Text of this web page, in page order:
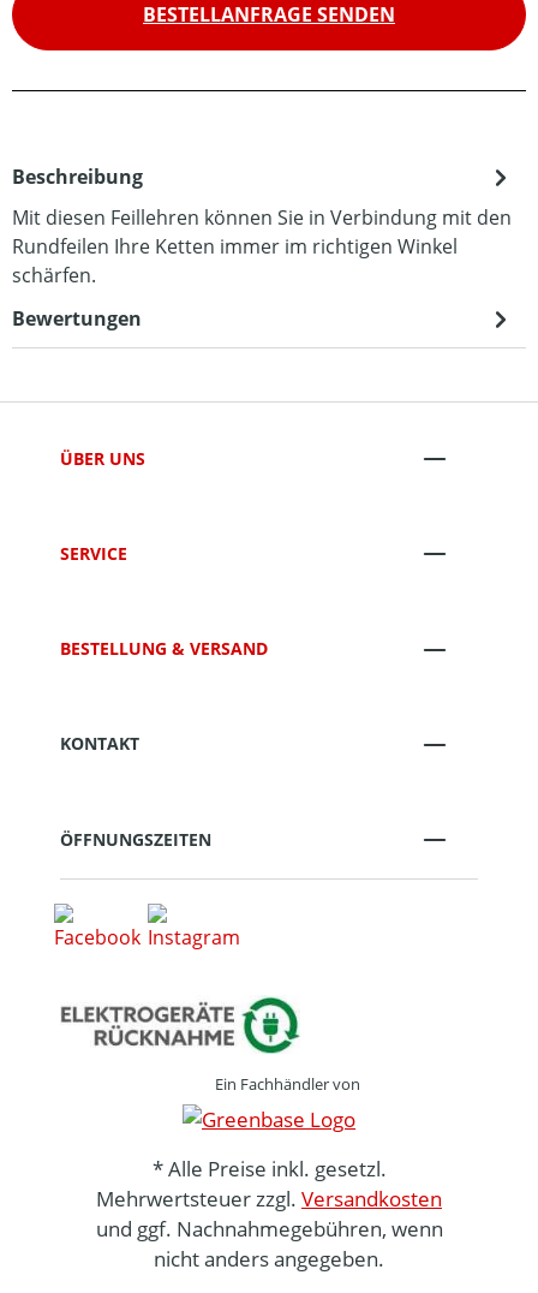
BESTELLANFRAGE SENDEN
Beschreibung
Mit diesen Feillehren können Sie in Verbindung mit den
Rundfeilen Ihre Ketten immer im richtigen Winkel
schärfen.
Bewertungen
ÜBER UNS
SERVICE
BESTELLUNG & VERSAND
KONTAKT
ÖFFNUNGSZEITEN
Ein Fachhändler von
* Alle Preise inkl. gesetzl.
Mehrwertsteuer zzgl. Versandkosten
und ggf. Nachnahmegebühren, wenn
nicht anders angegeben.